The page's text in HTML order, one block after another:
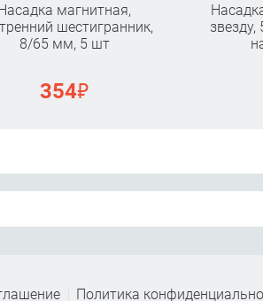
магнитная,
шестигранник,
8/65 мм, 5 шт
354₽
Политика